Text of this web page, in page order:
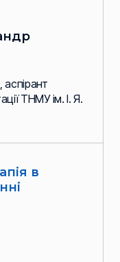
ТНМУ ім. І. Я.
в